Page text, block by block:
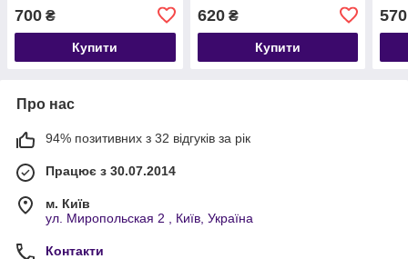
700 ₴
Купити
620₴
Купити
570
Про нас
94% позитивних з 32 відгуків за рік
Працює з 30.07.2014
м. Київ
ул. Миропольская 2 , Київ, Україна
Контакти